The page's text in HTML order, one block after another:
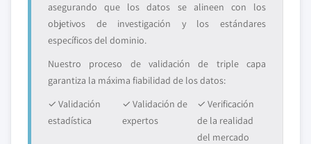
asegurando que los datos se alineen con los
objetivos de investigación y los estándares
específicos del dominio.
Nuestro proceso de validación de triple capa
garantiza la máxima fiabilidad de los datos:
✓ Validación
estadística
✓ Validación de
expertos
✓ Verificación
de la realidad
del mercado